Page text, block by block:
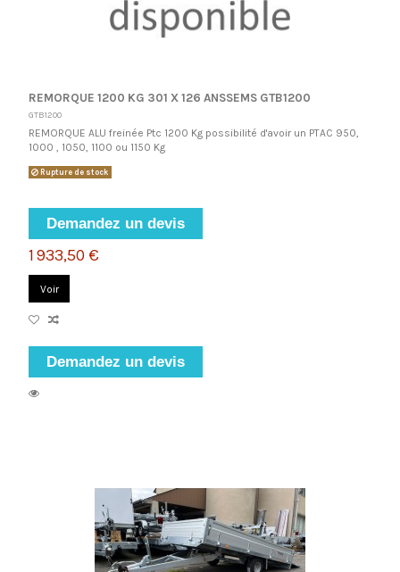
REMORQUE 1200 KG 301 X 126 ANSSEMS GTB1200
GTB1200
REMORQUE ALU freinée Ptc 1200 Kg possibilité d'avoir un PTAC 950,
1000 , 1050, 1100 ou 1150 Kg
Rupture de stock
Demandez un devis
1 933,50 €
Voir
Demandez un devis